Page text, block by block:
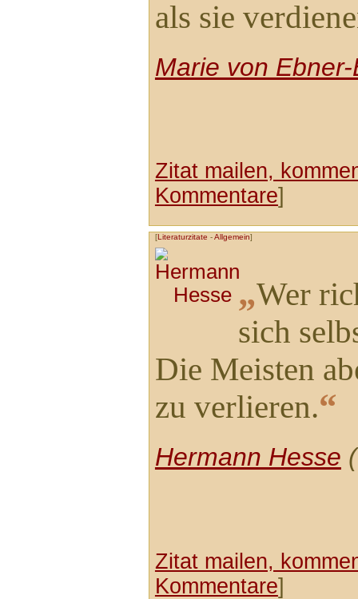
als sie
Marie von
Zitat mailen,
Kommentare]
[Literaturzitate -Allgemein]
„Wer
sich
Die Meisten
zu verlieren.“
Hermann Hesse
Zitat mailen,
Kommentare]